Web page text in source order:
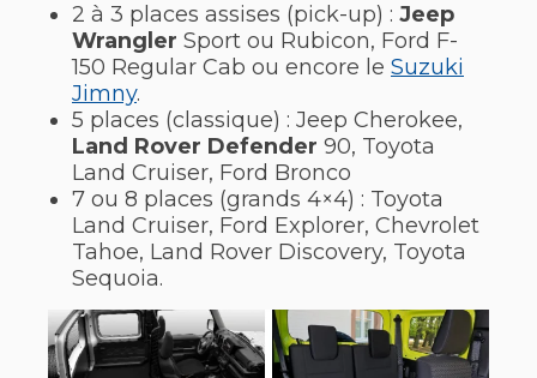
2 à 3 places assises (pick-up) : Jeep
Wrangler Sport ou Rubicon, Ford F-
150 Regular Cab ou encore le Suzuki
Jimny.
5 places (classique) : Jeep Cherokee,
Land Rover Defender 90, Toyota
Land Cruiser, Ford Bronco
7 ou 8 places (grands 4×4) : Toyota
Land Cruiser, Ford Explorer, Chevrolet
Tahoe, Land Rover Discovery, Toyota
Sequoia.